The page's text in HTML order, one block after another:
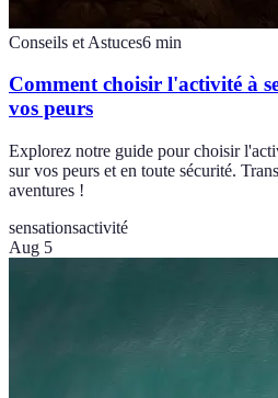
Conseils et Astuces6 min
Comment choisir l'activité à
vos peurs
Explorez notre guide pour choisir
sur vos peurs et en toute sécurité.
aventures !
sensationsactivité
Aug 5